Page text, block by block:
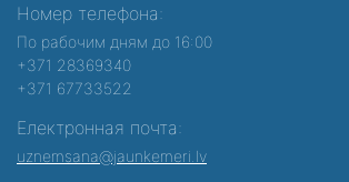
Номер телефона:
По рабочим дням до 16:00
+371 28369340
+371 67733522
Електронная почта:
uznemsana@jaunkemeri.lv